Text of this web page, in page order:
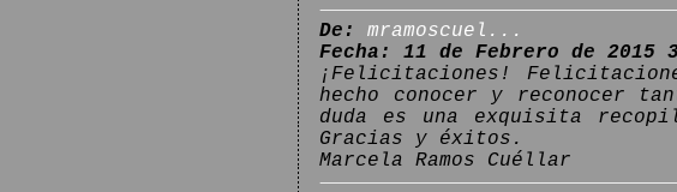
De:
mramoscuel...
Fecha: 11 de Febrero de 2015
¡Felicitaciones!
hecho conocer y reconocer
duda es una exquisita
Gracias y éxitos.
Marcela Ramos Cuéllar